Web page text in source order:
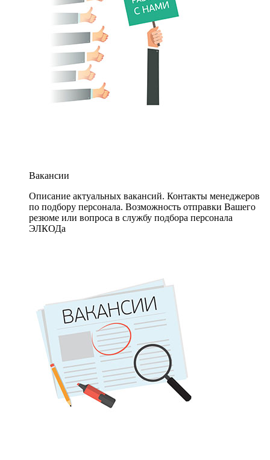
Вакансии
Описание актуальных вакансий. Контакты менеджеров
по подбору персонала. Возможность отправки Вашего
резюме или вопроса в службу подбора персонала
ЭЛКОДа